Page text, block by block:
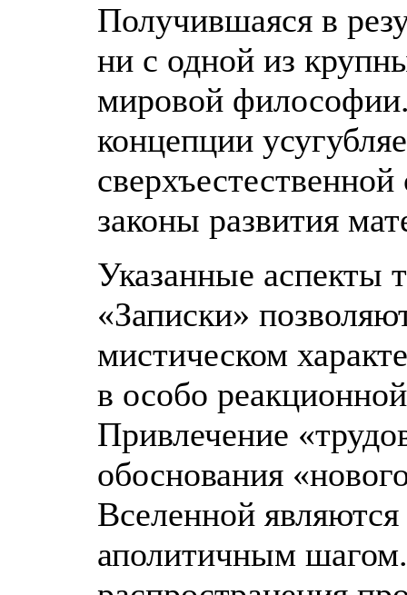
Получившаяся в
ни с одной из
мировой
концепции
законы развития
Указанные аспекты
«Записки»
мистическом
в особо
Привлечение
обоснования
Вселенной
аполитичным